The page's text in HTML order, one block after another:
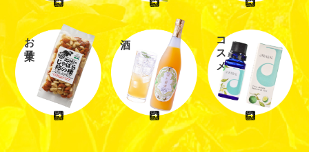
お菓子 コスメ